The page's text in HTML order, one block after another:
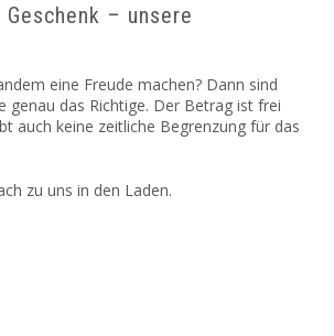
– unsere
eine Freude machen? Dann sind
genau das Richtige. Der Betrag ist frei
auch keine zeitliche Begrenzung für das
zu uns in den Laden.